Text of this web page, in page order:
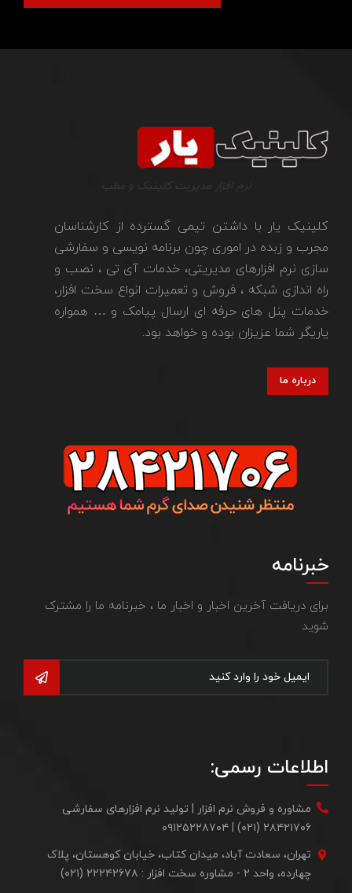
کلینیک یار با داشتن تیمی گسترده از کارشناسان
مجرب و زبده در اموری چون برنامه نویسی و سفارشی
سازی نرم افزارهای مدیریتی، خدمات آی تی ، نصب و
راه اندازی شبکه ، فروش و تعمیرات انواع سخت افزار،
خدمات پنل های حرفه ای ارسال پیامک و … همواره
یاریگر شما عزیزان بوده و خواهد بود.
درباره ما
خبرنامه
برای دریافت آخرین اخبار و اخبار ما ، خبرنامه ما را مشترک
شوید
اطلاعات رسمی:
مشاوره و فروش نرم افزار | تولید نرم افزارهای سفارشی
۲۸۴۲۱۷۰۶ (۰۲۱) | ۰۹۱۲۵۲۲۸۷۰۴
تهران، سعادت آباد، میدان کتاب، خیابان کوهستان، پلاک
چهارده، واحد ۲ - مشاوره سخت افزار : ۲۲۲۴۲۶۷۸ (۰۲۱)